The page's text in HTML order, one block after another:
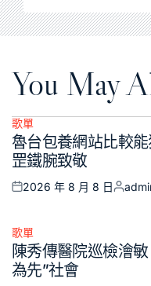
You May
Posted
in
歌單
魯台包養網站比較
罡鐵腕致敬
Posted
2026 年 8 月 8 日
Posted
Posted
in
歌單
陳秀傳醫院巡檢澮
為先”社會